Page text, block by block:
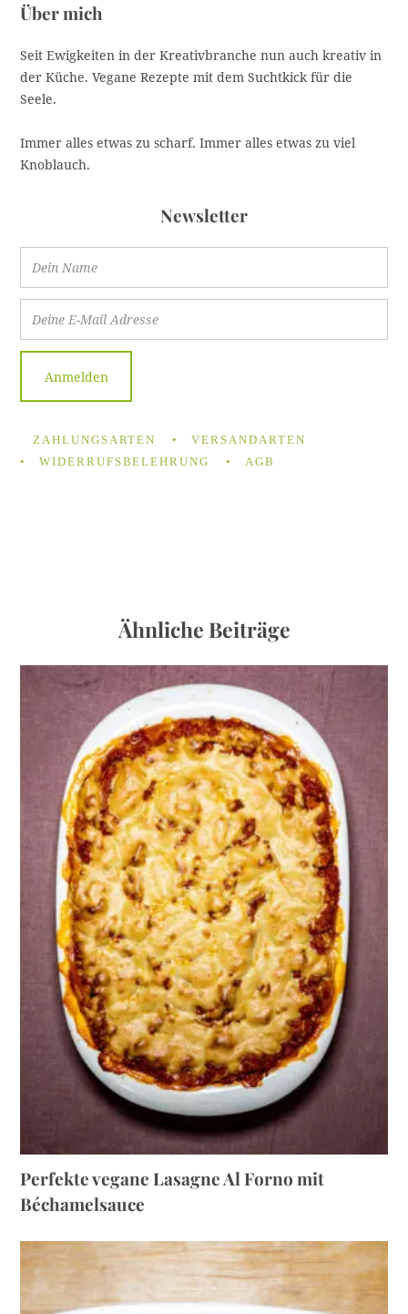
Über mich
Seit Ewigkeiten in der Kreativbranche nun auch kreativ in
der Küche. Vegane Rezepte mit dem Suchtkick für die
Seele.
Immer alles etwas zu scharf. Immer alles etwas zu viel
Knoblauch.
Newsletter
ZAHLUNGSARTEN
VERSANDARTEN
WIDERRUFSBELEHRUNG
AGB
Ähnliche Beiträge
Perfekte vegane Lasagne Al Forno mit
Béchamelsauce